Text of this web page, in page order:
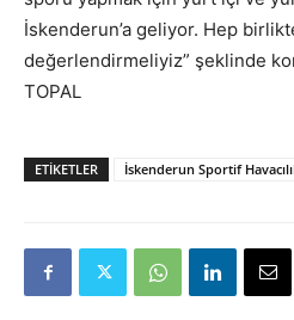
İskenderun’a geliyor. Hep
değerlendirmeliyiz” şeklinde
TOPAL
ETIKETLER İskenderun Sportif